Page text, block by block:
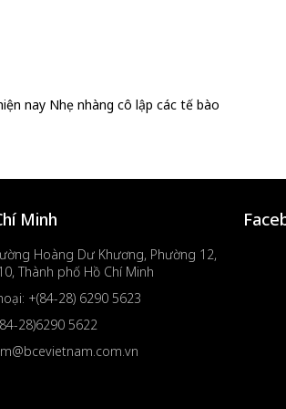
nay Nhẹ nhàng cô lập các tế bào
Minh
Hoàng Dư Khương, Phường 12,
Thành phố Hồ Chí Minh
+(84-28) 6290 5623
28)6290 5622